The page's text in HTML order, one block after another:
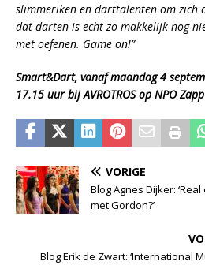
slimmeriken en darttalenten om zich
dat darten is echt zo makkelijk nog
met oefenen. Game on!”
Smart&Dart, vanaf maandag 4
17.15 uur bij AVROTROS op NPO Zapp
VORIGE
Blog Agnes Dijker:
met Gordon?’
Blog Erik de Zwart: ‘International